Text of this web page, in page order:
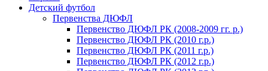
Детский футбол
Первенства ДЮФЛ
Первенство ДЮФЛ РК (2008-2009 гг. р.)
Первенство ДЮФЛ РК (2010 г.р.)
Первенство ДЮФЛ РК (2011 г.р.)
Первенство ДЮФЛ РК (2012 г.р.)